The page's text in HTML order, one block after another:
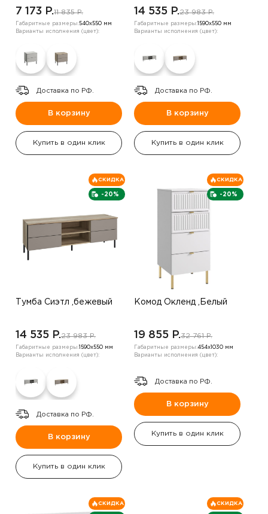
7 173 P.11 835 P.
Габаритные размеры:540х550 мм
Варианты исполнения (цвет):
Доставка по РФ.
В корзину
Купить в один клик
14 535 P.23 983 P.
Габаритные размеры: 1590х550 мм
Варианты исполнения (цвет):
Доставка по РФ.
В корзину
Купить в один клик
-20%
СКИДКА
Тумба Сиэтл ,бежевый
14 535 P.23 983 P.
Габаритные размеры: 1590х550 мм
Варианты исполнения (цвет):
Доставка по РФ.
В корзину
Купить в один клик
-20%
СКИДКА
Комод Окленд ,Белый
19 855 P.32 761 P.
Габаритные размеры:454х1030 мм
Варианты исполнения (цвет):
Доставка по РФ.
В корзину
Купить в один клик
СКИДКА СКИДКА